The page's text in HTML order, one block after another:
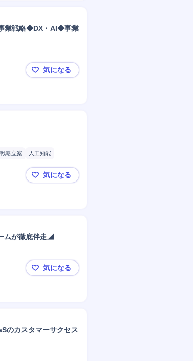
業戦略◆DX・AI◆事業
【シンガポール拠点立ち上げ】戦略
気になる
略立案
人工知能
【 IT戦略の最上流へ／BCG・DI・
気になる
ムが徹底伴走◢
🔴M&A仲介大手３社を目指しません
気になる
のカスタマーサクセス